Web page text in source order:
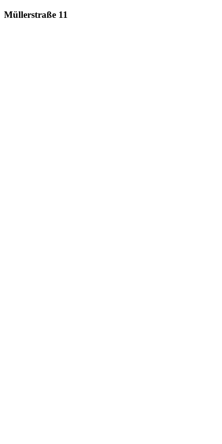
Müllerstraße 11